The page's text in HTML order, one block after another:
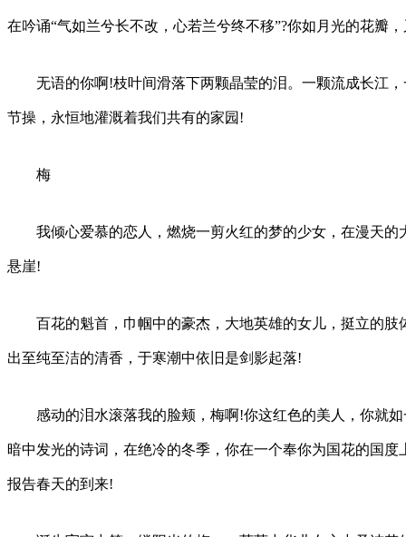
在吟诵“气如兰兮长不改，心若兰兮终不移”?你如月光的花瓣
无语的你啊!枝叶间滑落下两颗晶莹的泪。一颗流成长江，
节操，永恒地灌溉着我们共有的家园!
梅
我倾心爱慕的恋人，燃烧一剪火红的梦的少女，在漫天的
悬崖!
百花的魁首，巾帼中的豪杰，大地英雄的女儿，挺立的肢
出至纯至洁的清香，于寒潮中依旧是剑影起落!
感动的泪水滚落我的脸颊，梅啊!你这红色的美人，你就如
暗中发光的诗词，在绝冷的冬季，你在一个奉你为国花的国
报告春天的到来!